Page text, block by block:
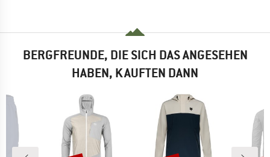
BERGFREUNDE, DIE SICH DAS ANGESEHEN
HABEN, KAUFTEN DANN